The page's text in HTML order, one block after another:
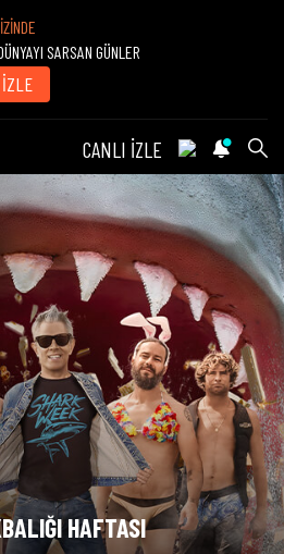
SARSAN GÜNLER
CANLI İZLE
HAFTASI